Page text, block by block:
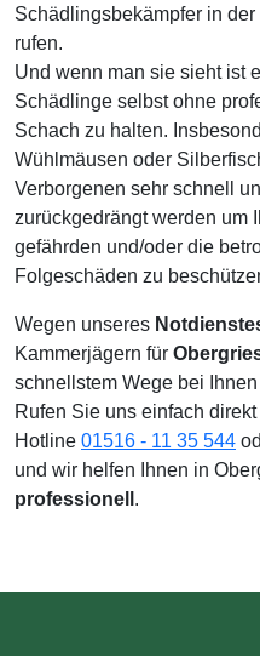
Schädlingsbekämpfer in
rufen.
Und wenn man sie sieht ist
Schädlinge selbst ohne
Schach zu halten.
Wühlmäusen oder
Verborgenen sehr schnell
zurückgedrängt werden um
gefährden und/oder die
Folgeschäden zu
Wegen unseres
Kammerjägern für
schnellstem Wege bei
Rufen Sie uns einfach
Hotline 01516 - 11 35 544
und wir helfen Ihnen in
professionell .